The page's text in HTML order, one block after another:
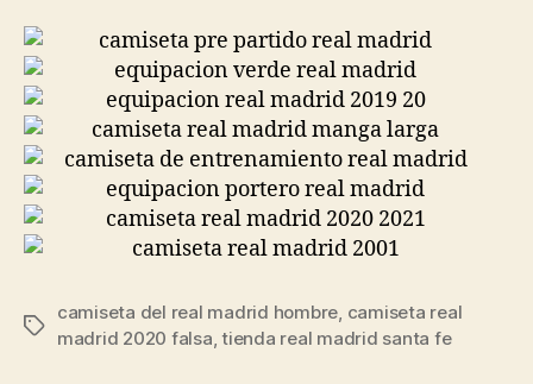
Etiquetas
camiseta del real madrid hombre, camiseta real
madrid 2020 falsa,tienda real madrid santa fe